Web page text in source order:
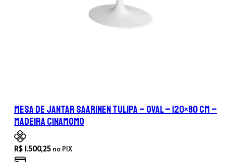
Mesa de Jantar Saarinen Tulipa – Oval – 120×80 cm –
Madeira Cinamomo
R$ 1.500,25 no PIX